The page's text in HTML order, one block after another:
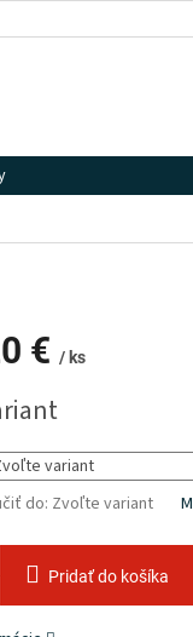
SPRACOVANIA A
€ / ks
do: Zvoľte variant
Pridať do košíka